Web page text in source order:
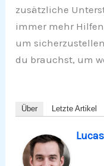
zusätzliche
immer mehr
um
du brauchst, um
Über Letzte Artikel
Lucas